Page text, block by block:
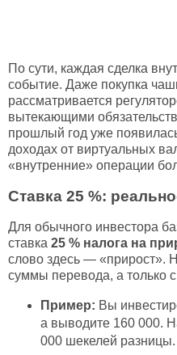
По сути, каждая сделка
событие. Даже покупка
рассматривается
вытекающими
прошлый год уже
доходах от виртуальных
«внутренние» операции
Ставка 25 %:
Для обычного инвестора
ставка 25 % налога на
слово здесь — «прирост».
суммы перевода, а только
Пример: Вы
а выводите 160 000.
000 шекелей разницы.